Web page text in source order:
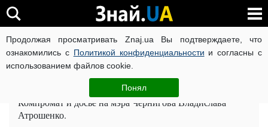
Продолжая просматривать Znaj.ua Вы подтверждаете, что
ознакомились с Политикой конфиденциальности и согласны с
использованием файлов cookie.
Понял
Главная Досье
Владислав Анатольевич Атрошенко:
биография, компромат и слухи
Компромат и досье на мэра Чернигова Владислава
Атрошенко.